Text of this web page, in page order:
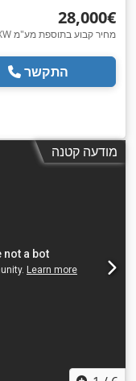
‏28,000 ‏€
EXW מחיר קבוע בתוספת מע"מ
התקשר
מודעה קטנה